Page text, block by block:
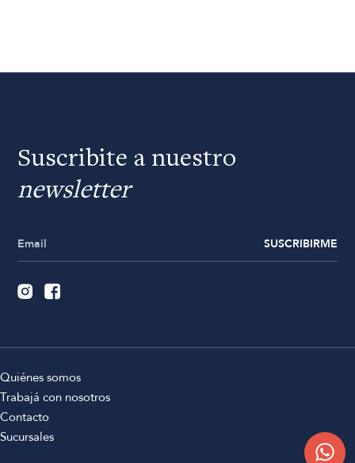
Suscribite a nuestro
newsletter
SUSCRIBIRME
Quiénes somos
Trabajá con nosotros
Contacto
Sucursales